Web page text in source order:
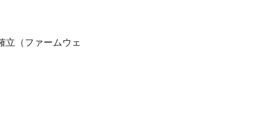
立（ファームウェ